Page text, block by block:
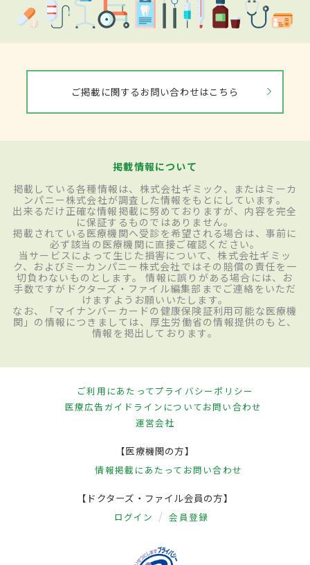
ご掲載に関するお問い合わせはこちら
掲載情報について
掲載している各種情報は、株式会社ギミック、またはミーカ
ンパニー株式会社が調査した情報をもとにしています。
出来るだけ正確な情報掲載に努めておりますが、内容を完全
に保証するものではありません。
掲載されている医療機関へ受診を希望される場合は、事前に
必ず該当の医療機関に直接ご確認ください。
当サービスによって生じた損害について、株式会社ギミッ
ク、およびミーカンパニー株式会社ではその賠償の責任を一
切負わないものとします。 情報に誤りがある場合には、お
手数ですがドクターズ・ファイル編集部までご連絡をいただ
けますようお願いいたします。
なお、「マイナンバーカードの健康保険証利用可能な医療機
関」の情報につきましては、厚生労働省の情報提供のもと、
情報を掲出しております。
ご利用にあたってプライバシーポリシー
医療広告ガイドラインについてお問い合わせ
運営会社
【医療機関の方】
情報掲載にあたって お問い合わせ
【ドクターズ・ファイル会員の方】
ログイン 会員登録